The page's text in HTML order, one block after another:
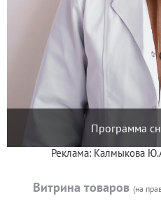
Программа
Реклама: Калмыкова
Витрина товаров (на